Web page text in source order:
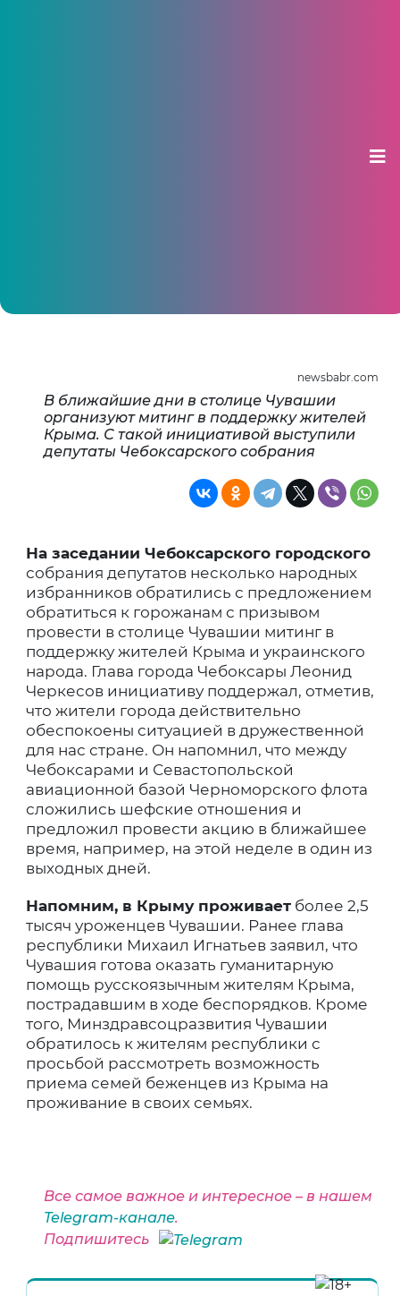
newsbabr.com
В ближайшие дни в столице Чувашии
организуют митинг в поддержку жителей
Крыма. С такой инициативой выступили
депутаты Чебоксарского собрания
На заседании Чебоксарского городского
собрания депутатов несколько народных
избранников обратились с предложением
обратиться к горожанам с призывом
провести в столице Чувашии митинг в
поддержку жителей Крыма и украинского
народа. Глава города Чебоксары Леонид
Черкесов инициативу поддержал, отметив,
что жители города действительно
обеспокоены ситуацией в дружественной
для нас стране. Он напомнил, что между
Чебоксарами и Севастопольской
авиационной базой Черноморского флота
сложились шефские отношения и
предложил провести акцию в ближайшее
время, например, на этой неделе в один из
выходных дней.
Напомним, в Крыму проживает более 2,5
тысяч уроженцев Чувашии. Ранее глава
республики Михаил Игнатьев заявил, что
Чувашия готова оказать гуманитарную
помощь русскоязычным жителям Крыма,
пострадавшим в ходе беспорядков. Кроме
того, Минздравсоцразвития Чувашии
обратилось к жителям республики с
просьбой рассмотреть возможность
приема семей беженцев из Крыма на
проживание в своих семьях.
Все самое важное и интересное – в нашем
Telegram-канале.
Подпишитесь